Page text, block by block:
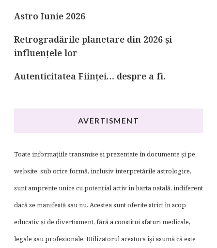
Astro Iunie 2026
Retrogradările planetare din 2026 și
influențele lor
Autenticitatea Ființei… despre a fi.
AVERTISMENT
Toate informațiile transmise și prezentate în documente și pe
website, sub orice formă, inclusiv interpretările astrologice,
sunt amprente unice cu potențial activ în harta natală, indiferent
dacă se manifestă sau nu. Acestea sunt oferite strict în scop
educativ și de divertisment, fără a constitui sfaturi medicale,
legale sau profesionale. Utilizatorul acestora își asumă că este